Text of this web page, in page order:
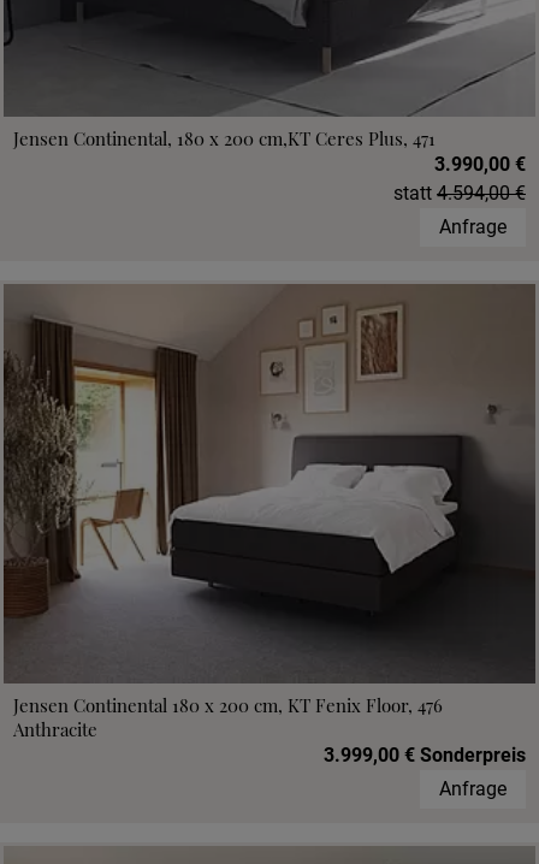
Jensen Continental, 180 x 200 cm,KT Ceres Plus, 471
3.990,00 €
statt 4.594,00 €
Anfrage
Jensen Continental 180 x 200 cm, KT Fenix Floor, 476
Anthracite
3.999,00 € Sonderpreis
Anfrage